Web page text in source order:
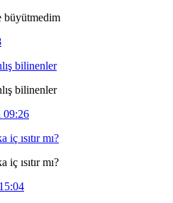
büyütmedim
bilinenler
bilinenler
09:26
ısıtır mı?
ısıtır mı?